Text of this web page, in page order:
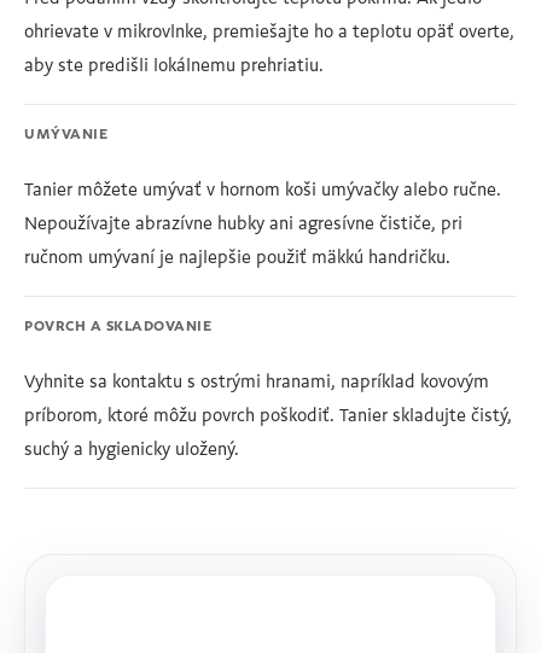
ohrievate v mikrovlnke, premiešajte ho a teplotu opäť overte,
aby ste predišli lokálnemu prehriatiu.
UMÝVANIE
Tanier môžete umývať v hornom koši umývačky alebo ručne.
Nepoužívajte abrazívne hubky ani agresívne čističe, pri
ručnom umývaní je najlepšie použiť mäkkú handričku.
POVRCH A SKLADOVANIE
Vyhnite sa kontaktu s ostrými hranami, napríklad kovovým
príborom, ktoré môžu povrch poškodiť. Tanier skladujte čistý,
suchý a hygienicky uložený.